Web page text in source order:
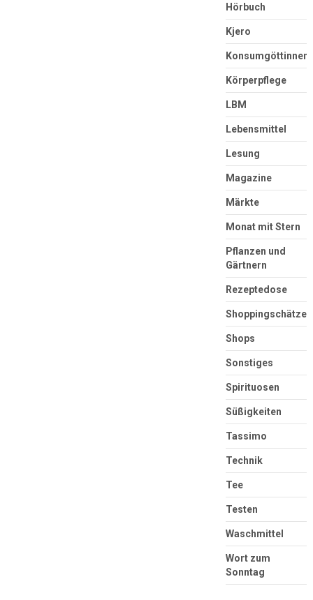
Hörbuch
Kjero
Konsumgöttinnen
Körperpflege
LBM
Lebensmittel
Lesung
Magazine
Märkte
Monat mit Stern
Pflanzen und
Gärtnern
Rezeptedose
Shoppingschätze
Shops
Sonstiges
Spirituosen
Süßigkeiten
Tassimo
Technik
Tee
Testen
Waschmittel
Wort zum
Sonntag